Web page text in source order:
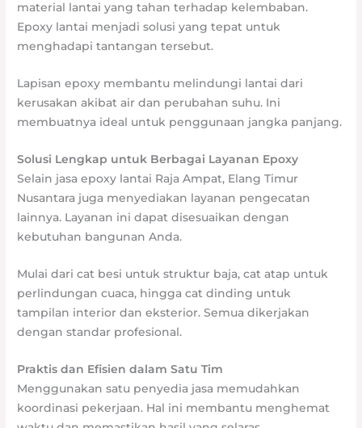
material lantai yang tahan terhadap kelembaban.
Epoxy lantai menjadi solusi yang tepat untuk
menghadapi tantangan tersebut.
Lapisan epoxy membantu melindungi lantai dari
kerusakan akibat air dan perubahan suhu. Ini
membuatnya ideal untuk penggunaan jangka panjang.
Solusi Lengkap untuk Berbagai Layanan Epoxy
Selain jasa epoxy lantai Raja Ampat, Elang Timur
Nusantara juga menyediakan layanan pengecatan
lainnya. Layanan ini dapat disesuaikan dengan
kebutuhan bangunan Anda.
Mulai dari cat besi untuk struktur baja, cat atap untuk
perlindungan cuaca, hingga cat dinding untuk
tampilan interior dan eksterior. Semua dikerjakan
dengan standar profesional.
Praktis dan Efisien dalam Satu Tim
Menggunakan satu penyedia jasa memudahkan
koordinasi pekerjaan. Hal ini membantu menghemat